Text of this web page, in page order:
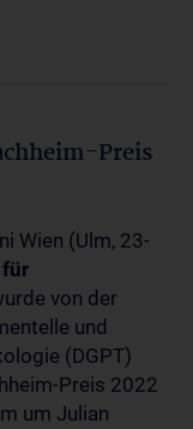
Preis
Wien (Ulm, 23-
für
von der
und
(DGPT)
Preis 2022
um Julian